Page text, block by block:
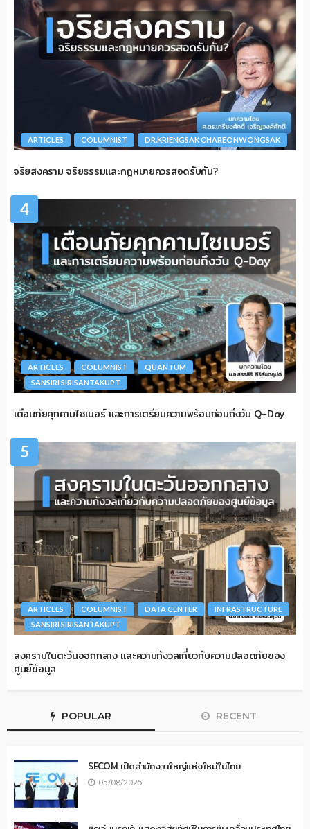
ARTICLES COLUMNIST DR.KRIENGSAK CHAREONWONGSAK
จริยสงคราม จริยธรรมและกฎหมายควรสอดรับกัน?
4
ARTICLES COLUMNIST
QUANTUM
SANSIRI SIRISANTAKUPT
เตือนภัยคุกคามไซเบอร์ และการเตรียมความพร้อมก่อนถึงวัน Q-Day
5
ARTICLES COLUMNIST DATA CENTER
INFRASTRUCTURE
SANSIRI SIRISANTAKUPT
สงครามในตะวันออกกลาง และความกังวลเกี่ยวกับความปลอดภัยของ
ศูนย์ข้อมูล
POPULAR RECENT
SECOM เปิดสำนักงานใหญ่แห่งใหม่ในไทย
05/08/2025